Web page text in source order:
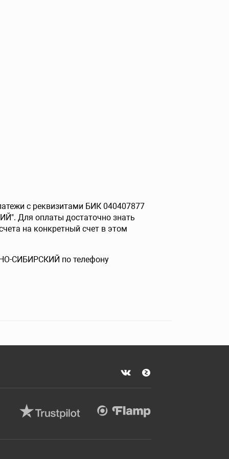
с реквизитами БИК 040407877
Для оплаты достаточно знать
на конкретный счет в этом
СИБИРСКИЙ по телефону